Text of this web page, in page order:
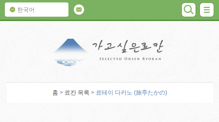
한국어 검색
홈 > 료칸 목록 > 료테이 다카노 (旅亭たかの)